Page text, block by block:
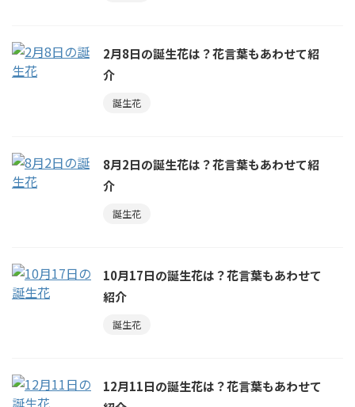
2月8日の誕生花は？花言葉もあわせて紹
介
誕生花
8月2日の誕生花は？花言葉もあわせて紹
介
誕生花
10月17日の誕生花は？花言葉もあわせて
紹介
誕生花
12月11日の誕生花は？花言葉もあわせて